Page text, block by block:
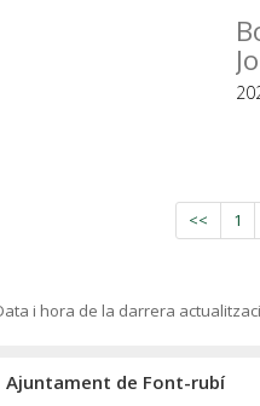
<< 1
i hora de la darrera
Ajuntament de Font-rubí